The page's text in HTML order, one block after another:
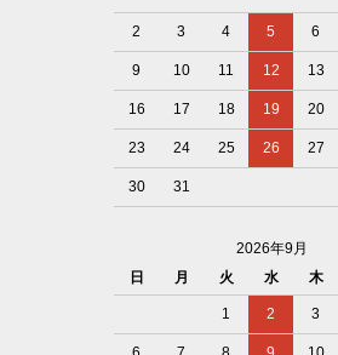
2 3 4 5 6
9 10 11 12 13
16 17 18 19 20
23 24 25 26 27
30 31
2026年9月
日
月 火 水 木
1 2 3